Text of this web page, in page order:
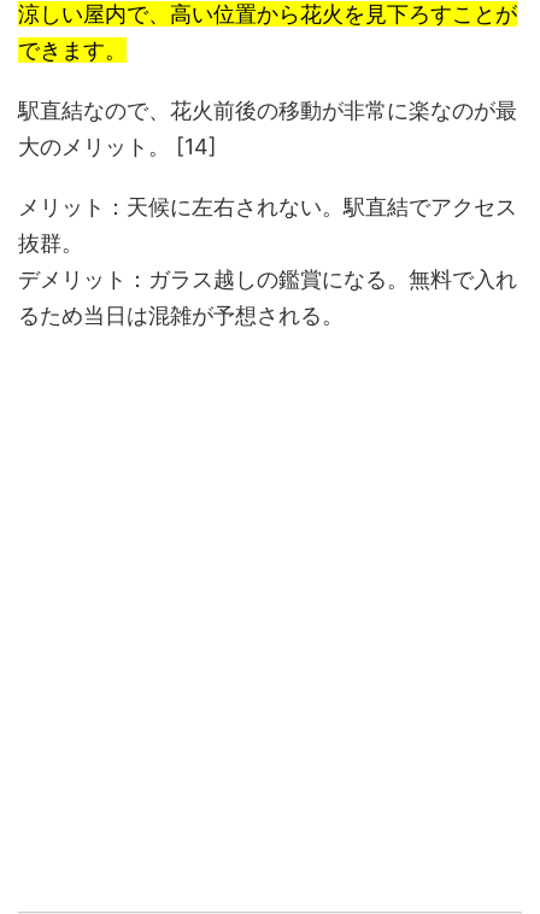
涼しい屋内で、高い位置から花火を見下ろすことが
できます。
駅直結なので、花火前後の移動が非常に楽なのが最
大のメリット。 [14]
メリット： 天候に左右されない。駅直結でアクセス
抜群。
デメリット： ガラス越しの鑑賞になる。無料で入れ
るため当日は混雑が予想される。